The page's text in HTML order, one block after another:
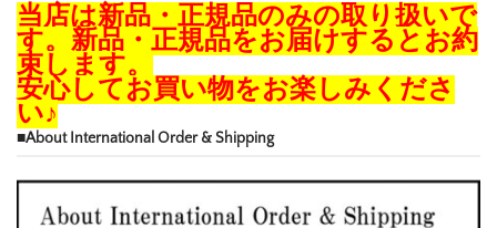
当店は新品・正規品のみの取り扱いで
す。新品・正規品をお届けするとお約
束します。
安心してお買い物をお楽しみくださ
い♪
■About International Order & Shipping